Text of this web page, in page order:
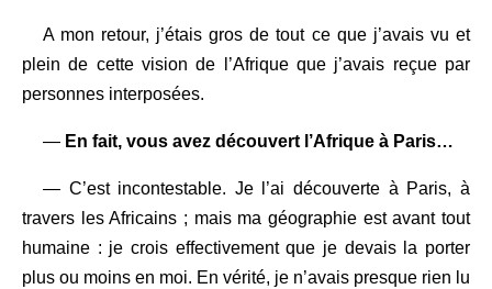
A mon retour, j’étais gros de tout ce que j’avais vu et
plein de cette vision de l’Afrique que j’avais reçue par
personnes interposées.
— En fait, vous avez découvert l’Afrique à Paris…
— C’est incontestable. Je l’ai découverte à Paris, à
travers les Africains ; mais ma géographie est avant tout
humaine : je crois effectivement que je devais la porter
plus ou moins en moi. En vérité, je n’avais presque rien lu